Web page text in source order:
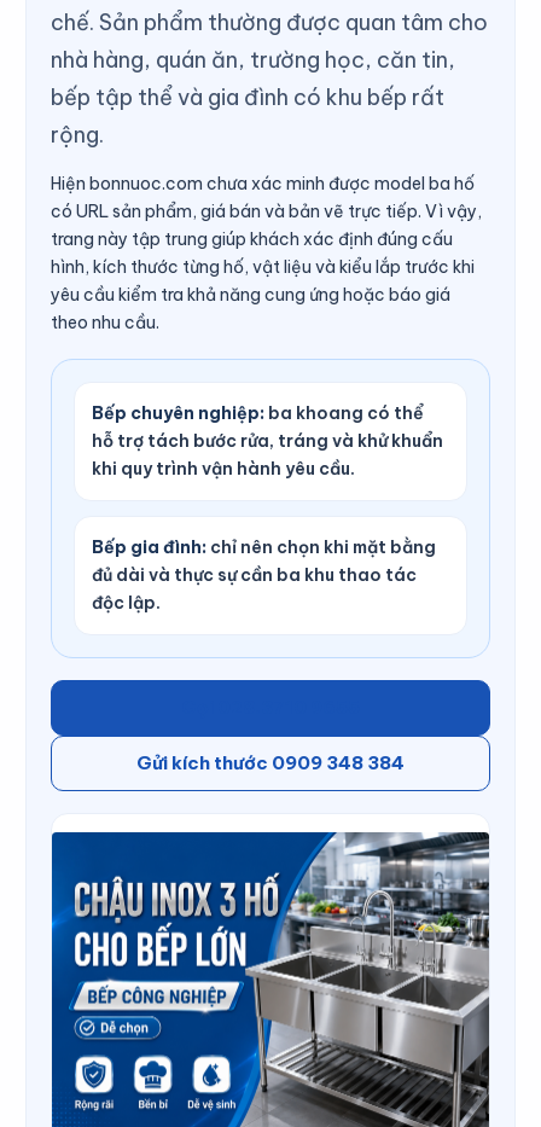
chế. Sản phẩm thường được quan tâm cho
nhà hàng, quán ăn, trường học, căn tin,
bếp tập thể và gia đình có khu bếp rất
rộng.
Hiện bonnuoc.com chưa xác minh được model ba hố
có URL sản phẩm, giá bán và bản vẽ trực tiếp. Vì vậy,
trang này tập trung giúp khách xác định đúng cấu
hình, kích thước từng hố, vật liệu và kiểu lắp trước khi
yêu cầu kiểm tra khả năng cung ứng hoặc báo giá
theo nhu cầu.
Bếp chuyên nghiệp: ba khoang có thể
hỗ trợ tách bước rửa, tráng và khử khuẩn
khi quy trình vận hành yêu cầu.
Bếp gia đình: chỉ nên chọn khi mặt bằng
đủ dài và thực sự cần ba khu thao tác
độc lập.
Gửi kích thước 0909 348 384